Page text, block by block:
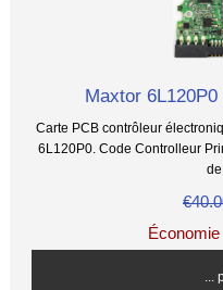
Maxtor
Carte PCB contrôleur
6L120P0. Code Controlleur
de
...